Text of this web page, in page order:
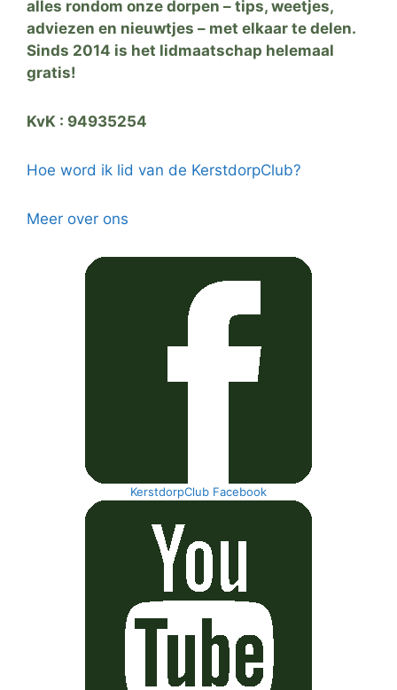
alles rondom onze dorpen – tips, weetjes,
adviezen en nieuwtjes – met elkaar te delen.
Sinds 2014 is het lidmaatschap helemaal
gratis!
KvK : 94935254
Hoe word ik lid van de KerstdorpClub?
Meer over ons
KerstdorpClub Facebook